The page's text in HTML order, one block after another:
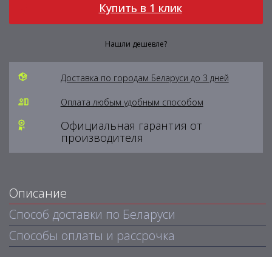
Купить в 1 клик
Нашли дешевле?
Доставка по городам Беларуси до 3 дней
Оплата любым удобным способом
Официальная гарантия от
производителя
Описание
Способ доставки по Беларуси
Способы оплаты и рассрочка